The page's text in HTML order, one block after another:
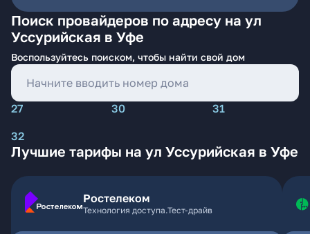
Поиск провайдеров по адресу на ул
Уссурийская в Уфе
Воспользуйтесь поиском, чтобы найти свой дом
27 30
31
32
Лучшие тарифы на ул Уссурийская в Уфе
Ростелеком
Технология доступа.Тест-драйв